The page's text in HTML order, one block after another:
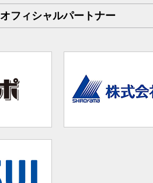
オフィシャルパートナー